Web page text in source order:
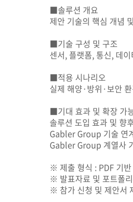
■솔루션 개요
제안 기술의 핵심 개념
■기술 구성 및 구조
센서, 플랫폼, 통신, 데
■적용 시나리오
실제 해양·방위·보안
■기대 효과 및 확장 가
솔루션 도입 효과 및 향
Gabler Group 기술 연
Gabler Group 계열사
※ 제출 형식 : PDF 기
※ 발표자료 및 포트폴
※ 참가 신청 및 제안서